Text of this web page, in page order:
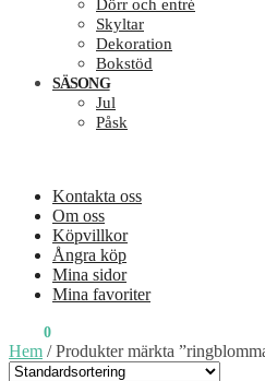
Dörr och entré
Skyltar
Dekoration
Bokstöd
SÄSONG
Jul
Påsk
Kontakta oss
Om oss
Köpvillkor
Ångra köp
Mina sidor
Mina favoriter
0
Hem /Produkter märkta